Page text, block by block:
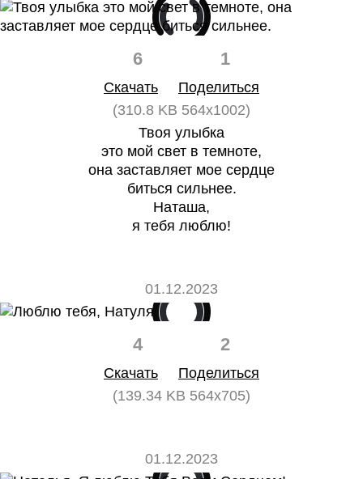
6 1
Скачать
Поделиться
(310.8 KB 564x1002)
Твоя улыбка
это мой свет в темноте,
она заставляет мое сердце
биться сильнее.
Наташа,
я тебя люблю!
01.12.2023
4 2
Скачать
Поделиться
(139.34 KB 564x705)
01.12.2023